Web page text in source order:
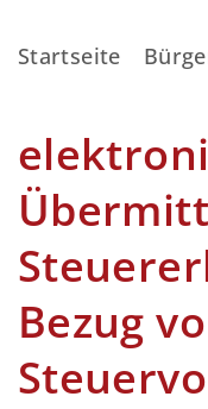
Startseite
Bezug